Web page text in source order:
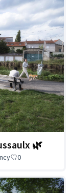
🌿
0